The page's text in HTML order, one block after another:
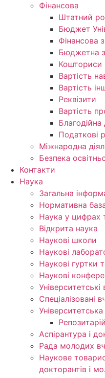
Фінансова
Штатний
Бюджет
Фінансова
Бюджетна
Кошториси
Вартість
Вартість
Реквізити
Вартість
Податкові
Міжнародна
Безпека
Контакти
Наука
Загальна
Нормативна
Наука у цифрах
Відкрита наука
Наукові школи
Наукові
Наукові гуртки
Наукові
Університетські
Спеціалізовані
Університетська
Репозитарій
Аспірантура і
Рада молодих
Наукове
докторантів і